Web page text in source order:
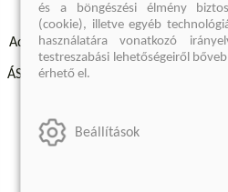
Adatvédelmi szabályzatok
ÁSZF - Vásárlási feltételek
Szállítási információk
és a böngészési élmény
(cookie), illetve egyéb
használatára vonatkozó
testreszabási lehetőségeiről
érhető el.
Beállítások